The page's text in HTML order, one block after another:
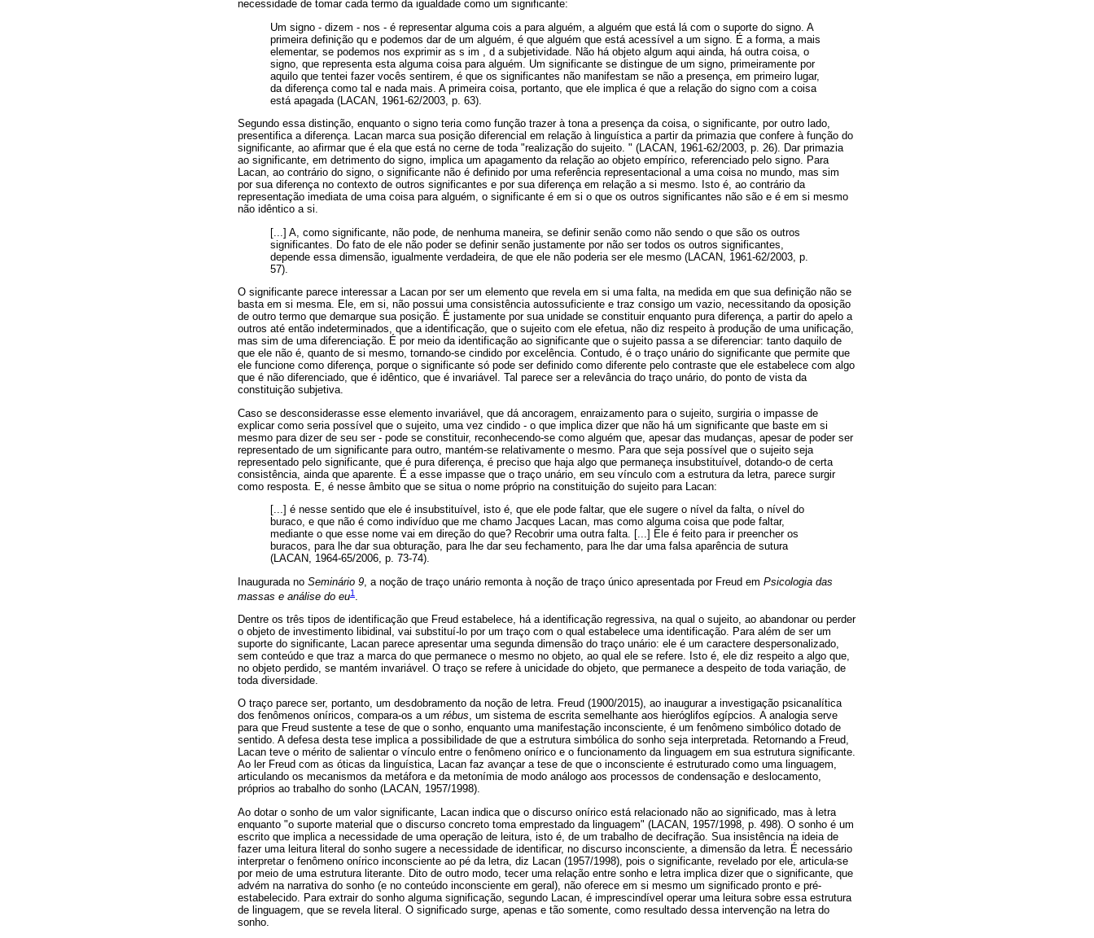
necessidade de tomar cada termo da igualdade como um significante:
Um signo - dizem - nos - é representar alguma cois a para alguém, a alguém que está lá com o suporte do signo. A
primeira definição qu e podemos dar de um alguém, é que alguém que está acessível a um signo. É a forma, a mais
elementar, se podemos nos exprimir as s im , d a subjetividade. Não há objeto algum aqui ainda, há outra coisa, o
signo, que representa esta alguma coisa para alguém. Um significante se distingue de um signo, primeiramente por
aquilo que tentei fazer vocês sentirem, é que os significantes não manifestam se não a presença, em primeiro lugar,
da diferença como tal e nada mais. A primeira coisa, portanto, que ele implica é que a relação do signo com a coisa
está apagada (LACAN, 1961-62/2003, p. 63).
Segundo essa distinção, enquanto o signo teria como função trazer à tona a presença da coisa, o significante, por outro lado,
presentifica a diferença. Lacan marca sua posição diferencial em relação à linguística a partir da primazia que confere à função do
significante, ao afirmar que é ela que está no cerne de toda "realização do sujeito. " (LACAN, 1961-62/2003, p. 26). Dar primazia
ao significante, em detrimento do signo, implica um apagamento da relação ao objeto empírico, referenciado pelo signo. Para
Lacan, ao contrário do signo, o significante não é definido por uma referência representacional a uma coisa no mundo, mas sim
por sua diferença no contexto de outros significantes e por sua diferença em relação a si mesmo. Isto é, ao contrário da
representação imediata de uma coisa para alguém, o significante é em si o que os outros significantes não são e é em si mesmo
não idêntico a si.
[...] A, como significante, não pode, de nenhuma maneira, se definir senão como não sendo o que são os outros
significantes. Do fato de ele não poder se definir senão justamente por não ser todos os outros significantes,
depende essa dimensão, igualmente verdadeira, de que ele não poderia ser ele mesmo (LACAN, 1961-62/2003, p.
57).
O significante parece interessar a Lacan por ser um elemento que revela em si uma falta, na medida em que sua definição não se
basta em si mesma. Ele, em si, não possui uma consistência autossuficiente e traz consigo um vazio, necessitando da oposição
de outro termo que demarque sua posição. É justamente por sua unidade se constituir enquanto pura diferença, a partir do apelo a
outros até então indeterminados, que a identificação, que o sujeito com ele efetua, não diz respeito à produção de uma unificação,
mas sim de uma diferenciação. É por meio da identificação ao significante que o sujeito passa a se diferenciar: tanto daquilo de
que ele não é, quanto de si mesmo, tornando-se cindido por excelência. Contudo, é o traço unário do significante que permite que
ele funcione como diferença, porque o significante só pode ser definido como diferente pelo contraste que ele estabelece com algo
que é não diferenciado, que é idêntico, que é invariável. Tal parece ser a relevância do traço unário, do ponto de vista da
constituição subjetiva.
Caso se desconsiderasse esse elemento invariável, que dá ancoragem, enraizamento para o sujeito, surgiria o impasse de
explicar como seria possível que o sujeito, uma vez cindido - o que implica dizer que não há um significante que baste em si
mesmo para dizer de seu ser - pode se constituir, reconhecendo-se como alguém que, apesar das mudanças, apesar de poder ser
representado de um significante para outro, mantém-se relativamente o mesmo. Para que seja possível que o sujeito seja
representado pelo significante, que é pura diferença, é preciso que haja algo que permaneça insubstituível, dotando-o de certa
consistência, ainda que aparente. É a esse impasse que o traço unário, em seu vínculo com a estrutura da letra, parece surgir
como resposta. E, é nesse âmbito que se situa o nome próprio na constituição do sujeito para Lacan:
[...] é nesse sentido que ele é insubstituível, isto é, que ele pode faltar, que ele sugere o nível da falta, o nível do
buraco, e que não é como indivíduo que me chamo Jacques Lacan, mas como alguma coisa que pode faltar,
mediante o que esse nome vai em direção do que? Recobrir uma outra falta. [...] Ele é feito para ir preencher os
buracos, para lhe dar sua obturação, para lhe dar seu fechamento, para lhe dar uma falsa aparência de sutura
(LACAN, 1964-65/2006, p. 73-74).
Inaugurada no Seminário 9 , a noção de traço unário remonta à noção de traço único apresentada por Freud em Psicologia das
massas e análise do eu1 .
Dentre os três tipos de identificação que Freud estabelece, há a identificação regressiva, na qual o sujeito, ao abandonar ou perder
o objeto de investimento libidinal, vai substituí-lo por um traço com o qual estabelece uma identificação. Para além de ser um
suporte do significante, Lacan parece apresentar uma segunda dimensão do traço unário: ele é um caractere despersonalizado,
sem conteúdo e que traz a marca do que permanece o mesmo no objeto, ao qual ele se refere. Isto é, ele diz respeito a algo que,
no objeto perdido, se mantém invariável. O traço se refere à unicidade do objeto, que permanece a despeito de toda variação, de
toda diversidade.
O traço parece ser, portanto, um desdobramento da noção de letra. Freud (1900/2015), ao inaugurar a investigação psicanalítica
dos fenômenos oníricos, compara-os a um rébus, um sistema de escrita semelhante aos hieróglifos egípcios. A analogia serve
para que Freud sustente a tese de que o sonho, enquanto uma manifestação inconsciente, é um fenômeno simbólico dotado de
sentido. A defesa desta tese implica a possibilidade de que a estrutura simbólica do sonho seja interpretada. Retornando a Freud,
Lacan teve o mérito de salientar o vínculo entre o fenômeno onírico e o funcionamento da linguagem em sua estrutura significante.
Ao ler Freud com as óticas da linguística, Lacan faz avançar a tese de que o inconsciente é estruturado como uma linguagem,
articulando os mecanismos da metáfora e da metonímia de modo análogo aos processos de condensação e deslocamento,
próprios ao trabalho do sonho (LACAN, 1957/1998).
Ao dotar o sonho de um valor significante, Lacan indica que o discurso onírico está relacionado não ao significado, mas à letra
enquanto "o suporte material que o discurso concreto toma emprestado da linguagem" (LACAN, 1957/1998, p. 498). O sonho é um
escrito que implica a necessidade de uma operação de leitura, isto é, de um trabalho de decifração. Sua insistência na ideia de
fazer uma leitura literal do sonho sugere a necessidade de identificar, no discurso inconsciente, a dimensão da letra. É necessário
interpretar o fenômeno onírico inconsciente ao pé da letra, diz Lacan (1957/1998), pois o significante, revelado por ele, articula-se
por meio de uma estrutura literante. Dito de outro modo, tecer uma relação entre sonho e letra implica dizer que o significante, que
advém na narrativa do sonho (e no conteúdo inconsciente em geral), não oferece em si mesmo um significado pronto e pré-
estabelecido. Para extrair do sonho alguma significação, segundo Lacan, é imprescindível operar uma leitura sobre essa estrutura
de linguagem, que se revela literal. O significado surge, apenas e tão somente, como resultado dessa intervenção na letra do
sonho.